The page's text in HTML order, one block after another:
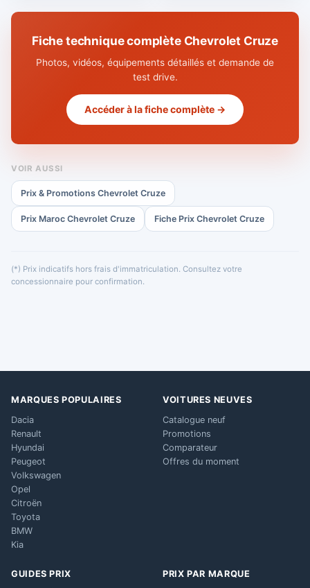
Fiche technique complète Chevrolet Cruze
Photos, vidéos, équipements détaillés et demande de
test drive.
Accéder à la fiche complète →
VOIR AUSSI
Prix & Promotions Chevrolet Cruze
Prix Maroc Chevrolet Cruze Fiche Prix Chevrolet Cruze
(*) Prix indicatifs hors frais d'immatriculation. Consultez votre
concessionnaire pour confirmation.
MARQUES POPULAIRES
Dacia
Renault
Hyundai
Peugeot
Volkswagen
Opel
Citroën
Toyota
BMW
Kia
VOITURES NEUVES
Catalogue neuf
Promotions
Comparateur
Offres du moment
GUIDES PRIX
PRIX PAR MARQUE